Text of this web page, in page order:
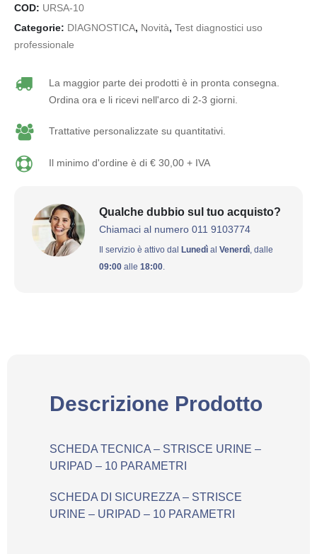
COD: URSA-10
Categorie: DIAGNOSTICA, Novità, Test diagnostici uso
professionale
La maggior parte dei prodotti è in pronta consegna.
Ordina ora e li ricevi nell'arco di 2-3 giorni.
Trattative personalizzate su quantitativi.
Il minimo d'ordine è di € 30,00 + IVA
Qualche dubbio sul tuo acquisto?
Chiamaci al numero 011 9103774
Il servizio è attivo dal Lunedì al Venerdì , dalle
09:00 alle 18:00
Descrizione Prodotto
SCHEDA TECNICA – STRISCE URINE –
URIPAD – 10 PARAMETRI
SCHEDA DI SICUREZZA – STRISCE
URINE – URIPAD – 10 PARAMETRI